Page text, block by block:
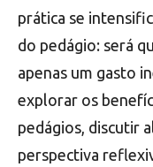
prática se
do pedágio: será
apenas um gasto
explorar os
pedágios, discutir
perspectiva